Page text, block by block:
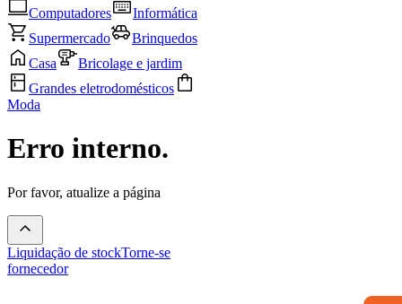
Computadores
Informática
Supermercado
Brinquedos
Casa
Bricolage e jardim
Grandes eletrodomésticos
Moda
Erro interno.
Por favor, atualize a página
Liquidação de stockTorne-se
fornecedor